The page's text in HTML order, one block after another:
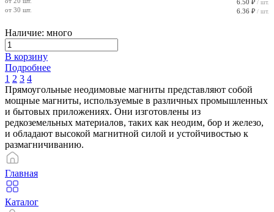
6.50 ₽ / шт.
от 30 шт. 6.36 ₽ / шт.
Наличие: много
В корзину
Подробнее
1 2 3 4
Прямоугольные неодимовые магниты представляют собой
мощные магниты, используемые в различных промышленных
и бытовых приложениях. Они изготовлены из
редкоземельных материалов, таких как неодим, бор и железо,
и обладают высокой магнитной силой и устойчивостью к
размагничиванию.
Главная
Каталог